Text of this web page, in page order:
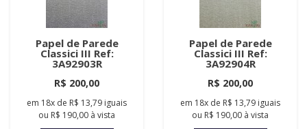
Papel de Parede
Classici III Ref:
3A92903R
R$ 200,00
em 18x de R$ 13,79 iguais
ou R$ 190,00 à vista
Papel de Parede
Classici III Ref:
3A92904R
R$ 200,00
em 18x de R$ 13,79 iguais
ou R$ 190,00 à vista